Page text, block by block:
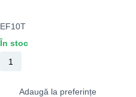
EF10T
În stoc
Adaugă la preferințe